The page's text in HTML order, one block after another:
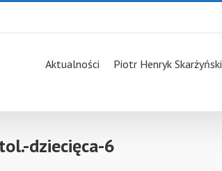
Aktualności Piotr Henryk Skarżyński
dziecięca-6